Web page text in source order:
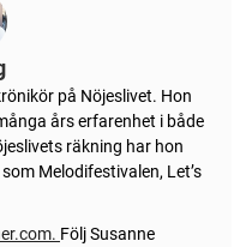
på Nöjeslivet. Hon
års erfarenhet i både
räkning har hon
Melodifestivalen, Let’s
. Följ Susanne